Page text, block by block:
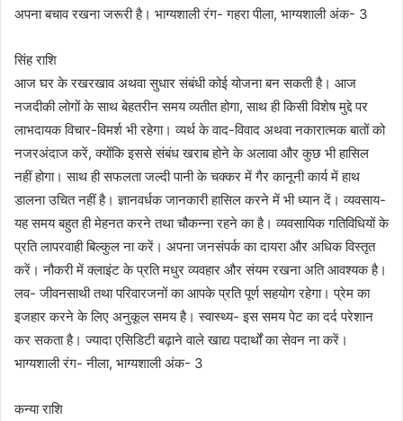
अपना बचाव रखना जरूरी है। भाग्यशाली रंग- गहरा पीला, भाग्यशाली अंक- 3
सिंह राशि
आज घर के रखरखाव अथवा सुधार संबंधी कोई योजना बन सकती है। आज
नजदीकी लोगों के साथ बेहतरीन समय व्यतीत होगा, साथ ही किसी विशेष मुद्दे पर
लाभदायक विचार-विमर्श भी रहेगा। व्यर्थ के वाद-विवाद अथवा नकारात्मक बातों को
नजरअंदाज करें, क्योंकि इससे संबंध खराब होने के अलावा और कुछ भी हासिल
नहीं होगा। साथ ही सफलता जल्दी पानी के चक्कर में गैर कानूनी कार्य में हाथ
डालना उचित नहीं है। ज्ञानवर्धक जानकारी हासिल करने में भी ध्यान दें। व्यवसाय-
यह समय बहुत ही मेहनत करने तथा चौकन्ना रहने का है। व्यवसायिक गतिविधियों के
प्रति लापरवाही बिल्कुल ना करें। अपना जनसंपर्क का दायरा और अधिक विस्तृत
करें। नौकरी में क्लाइंट के प्रति मधुर व्यवहार और संयम रखना अति आवश्यक है।
लव- जीवनसाथी तथा परिवारजनों का आपके प्रति पूर्ण सहयोग रहेगा। प्रेम का
इजहार करने के लिए अनुकूल समय है। स्वास्थ्य- इस समय पेट का दर्द परेशान
कर सकता है। ज्यादा एसिडिटी बढ़ाने वाले खाद्य पदार्थों का सेवन ना करें।
भाग्यशाली रंग- नीला, भाग्यशाली अंक- 3
कन्या राशि